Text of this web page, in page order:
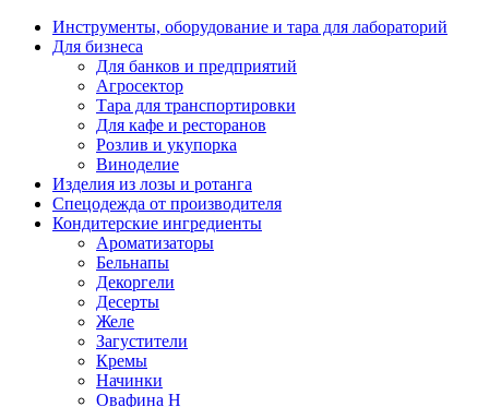
Инструменты, оборудование и тара для лабораторий
Для бизнеса
Для банков и предприятий
Агросектор
Тара для транспортировки
Для кафе и ресторанов
Розлив и укупорка
Виноделие
Изделия из лозы и ротанга
Спецодежда от производителя
Кондитерские ингредиенты
Ароматизаторы
Бельнапы
Декоргели
Десерты
Желe
Загустители
Кремы
Начинки
Овафина Н